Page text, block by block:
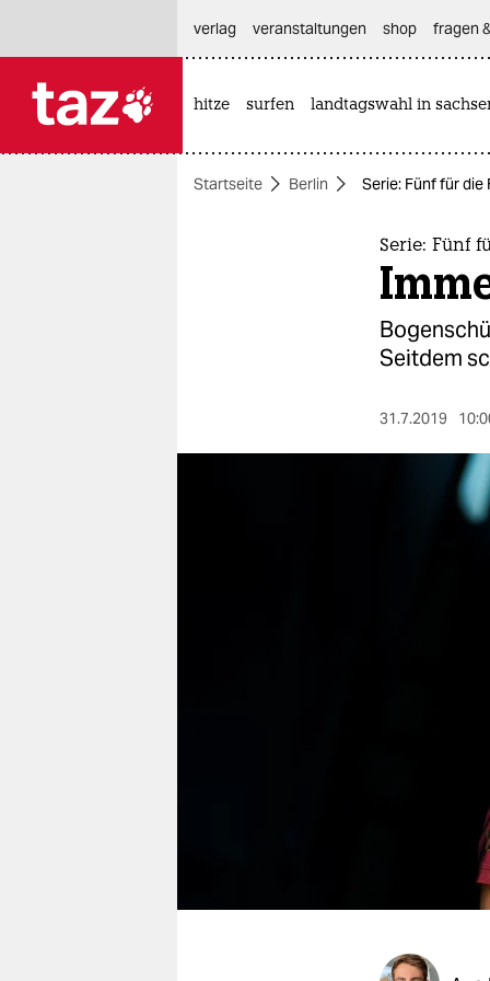
themen
verlag
veranstaltungen shop fragen
hitze surfen landtagswahl in
Startseite Berlin Serie: Fünf für die
Serie: Fünf
Seitdem
31.7.2019